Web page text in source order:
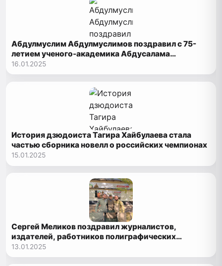
Абдулмуслим Абдулмуслимов поздравил с 75-
летием ученого-академика Абдусалама
Хожокова
16.01.2025
История дзюдоиста Тагира Хайбулаева стала
частью сборника новелл о российских чемпионах
15.01.2025
Сергей Меликов поздравил журналистов,
издателей, работников полиграфических
предприятий с профессиональным праздником
13.01.2025